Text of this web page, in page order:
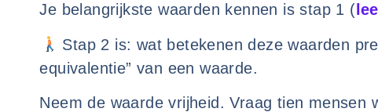
Je belangrijkste waarden kennen is stap 1 (
Stap 2 is: wat betekenen deze waarden
equivalentie” van een waarde.
Neem de waarde vrijheid. Vraag tien mensen